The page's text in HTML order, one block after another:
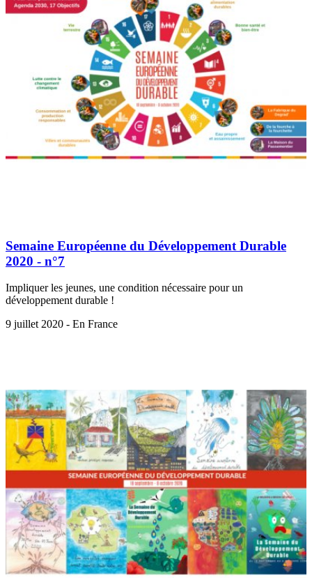
Semaine Européenne du Développement Durable
2020 - n°7
Impliquer les jeunes, une condition nécessaire pour un
développement durable !
9 juillet 2020 - En France